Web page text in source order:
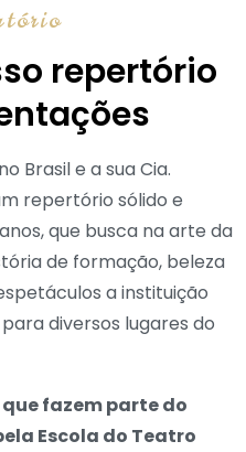
repertório
Brasil e a sua Cia.
repertório sólido e
que busca na arte da
de formação, beleza
a instituição
diversos lugares do
fazem parte do
Escola do Teatro